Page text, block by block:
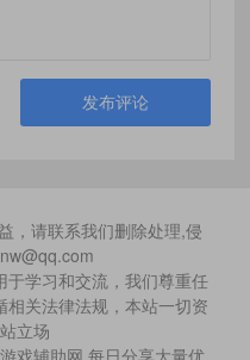
发布评论
，请联系我们删除处理,侵
学习和交流，我们尊重任
关法律法规，本站一切资
立场
戏辅助网,每日分享大量优